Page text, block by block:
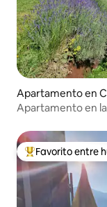
Apartamento en
Apartamento en
Favorito entre
Favorito entre